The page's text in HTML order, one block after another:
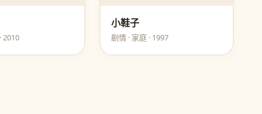
2010
小鞋子
剧情 · 家庭 · 1997